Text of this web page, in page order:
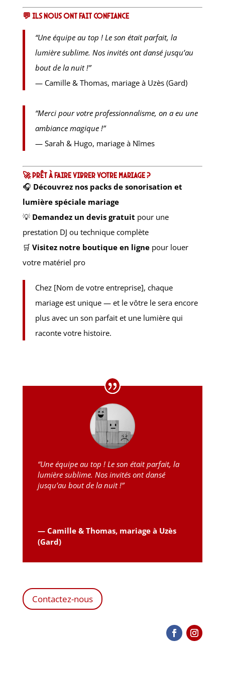
💬 Ils nous ont fait confiance
“Une équipe au top ! Le son était parfait, la
lumière sublime. Nos invités ont dansé jusqu’au
bout de la nuit !”
— Camille & Thomas, mariage à Uzès (Gard)
“Merci pour votre professionnalisme, on a eu une
ambiance magique !”
— Sarah & Hugo, mariage à Nîmes
🚀 Prêt à faire vibrer votre mariage ?
🎧 Découvrez nos packs de sonorisation et
lumière spéciale mariage
💡 Demandez un devis gratuit pour une
prestation DJ ou technique complète
🛒 Visitez notre boutique en lignepour louer
votre matériel pro
Chez [Nom de votre entreprise], chaque
mariage est unique — et le vôtre le sera encore
plus avec un son parfait et une lumière qui
raconte votre histoire.
“Une équipe au top ! Le son était parfait, la
lumière sublime. Nos invités ont dansé
jusqu’au bout de la nuit !”
— Camille & Thomas, mariage à Uzès
(Gard)
Contactez-nous